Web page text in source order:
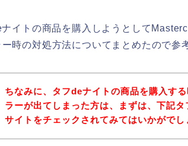
イトの商品を購入しようとして
時の対処方法についてまとめたので参
ちなみに、タフdeナイトの商品を購入す
ラーが出てしまった方は、まずは、下記
サイトをチェックされてみてはいかがでし